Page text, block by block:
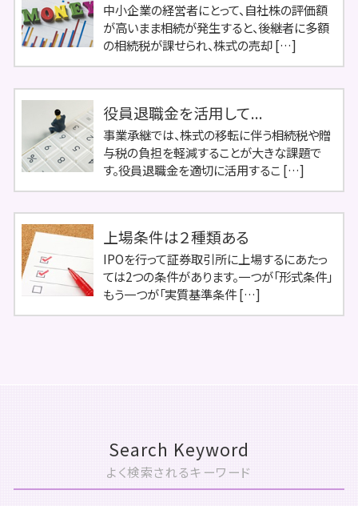
中小企業の経営者にとって、自社株の評価額
が高いまま相続が発生すると、後継者に多額
の相続税が課せられ、株式の売却 […]
役員退職金を活用して...
事業承継では、株式の移転に伴う相続税や贈
与税の負担を軽減することが大きな課題で
す。役員退職金を適切に活用するこ […]
上場条件は２種類ある
IPOを行って証券取引所に上場するにあたっ
ては2つの条件があります。一つが「形式条件」
もう一つが「実質基準条件 […]
Search Keyword
よく検索されるキーワード